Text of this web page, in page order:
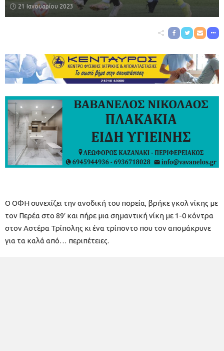
21 Ιανουαρίου 2023
Ο ΟΦΗ συνεχίζει την ανοδική του πορεία, βρήκε γκολ νίκης με
τον Περέα στο 89′ και πήρε μια σημαντική νίκη με 1-0 κόντρα
στον Αστέρα Τρίπολης κι ένα τρίποντο που τον απομάκρυνε
για τα καλά από… περιπέτειες.